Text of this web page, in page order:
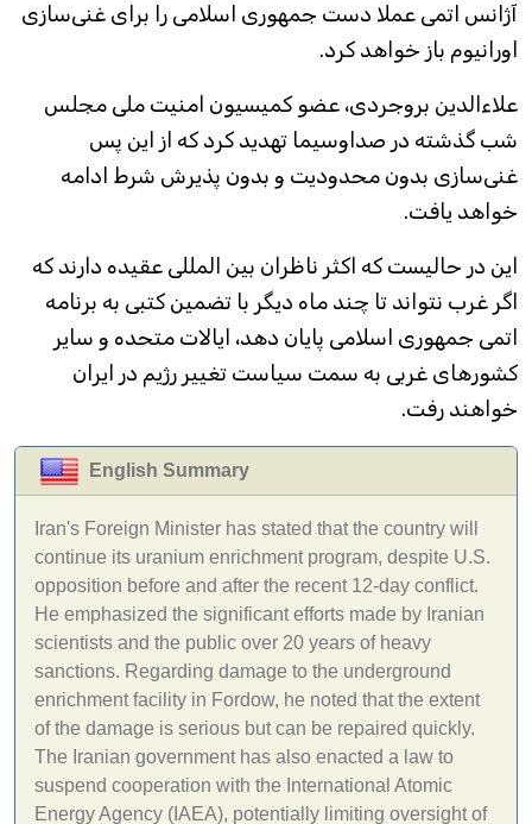
آژانس اتمی عملا دست جمهوری اسلامی را برای غنی‌سازی
اورانیوم باز خواهد کرد.
علاءالدین بروجردی، عضو کمیسیون امنیت ملی مجلس
شب گذشته در صداوسیما تهدید کرد که از این پس
غنی‌سازی بدون محدودیت و بدون پذیرش شرط ادامه
خواهد یافت.
این در حالیست که اکثر ناظران بین المللی عقیده دارند که
اگر غرب نتواند تا چند ماه دیگر با تضمین کتبی به برنامه
اتمی جمهوری اسلامی پایان دهد، ایالات متحده و سایر
کشورهای غربی به سمت سیاست تغییر رژیم در ایران
خواهند رفت.
English Summary
Iran's Foreign Minister has stated that the country will
continue its uranium enrichment program, despite U.S.
opposition before and after the recent 12-day conflict.
He emphasized the significant efforts made by Iranian
scientists and the public over 20 years of heavy
sanctions. Regarding damage to the underground
enrichment facility in Fordow, he noted that the extent
of the damage is serious but can be repaired quickly.
The Iranian government has also enacted a law to
suspend cooperation with the International Atomic
Energy Agency (IAEA), potentially limiting oversight of